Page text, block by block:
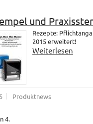
und
Rezepte:
2015 erweitert!
Weiterlesen
Produktnews
4.